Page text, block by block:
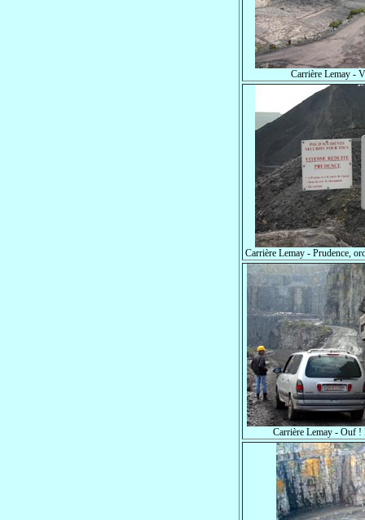
Carrière Lemay -
Carrière Lemay - Prudence,
Carrière Lemay - Ouf !